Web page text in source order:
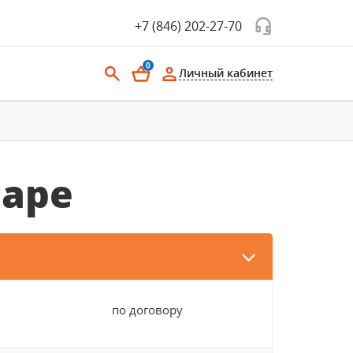
+7 (846) 202-27-70
0 Личный кабинет
по договору